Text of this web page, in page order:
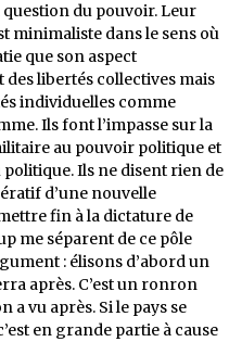
question du pouvoir. Leur
minimaliste dans le sens où
que son aspect
libertés collectives mais
individuelles comme
Ils font l’impasse sur la
au pouvoir politique et
Ils ne disent rien de
d’une nouvelle
fin à la dictature de
me séparent de ce pôle
: élisons d’abord un
après. C’est un ronron
a vu après. Si le pays se
en grande partie à cause